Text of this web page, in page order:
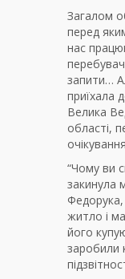
Загалом
перед
нас
запити…
приїхала
Велика
області,
“Чому ви
закинула
Федорука,
житло і
його
заробили